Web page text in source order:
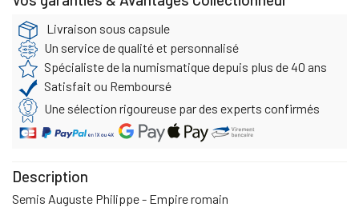
Livraison sous capsule
Un service de qualité et personnalisé
Spécialiste de la numismatique depuis plus de 40 ans
Satisfait ou Remboursé
Une sélection rigoureuse par des experts confirmés
Description
Semis Auguste Philippe - Empire romain